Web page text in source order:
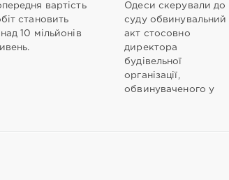
вартість
становить
10 мільйонів
Одеси скерували до
суду обвинувальний
акт стосовно
директора
будівельної
організації,
обвинуваченого у